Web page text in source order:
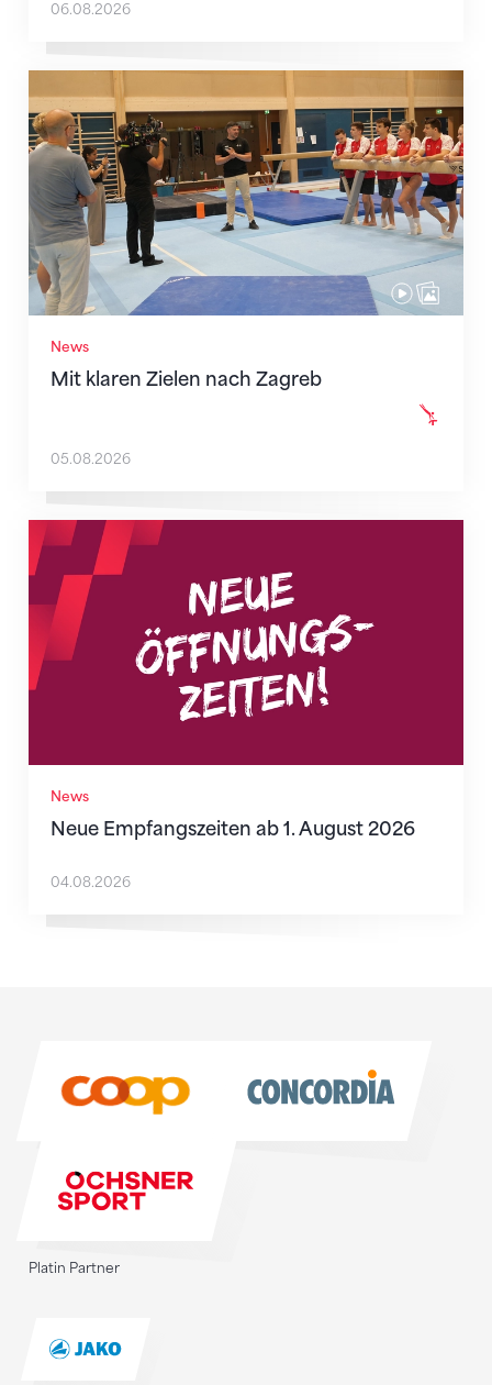
06.08.2026
News
Mit klaren Zielen nach Zagreb
Mit klaren Zielen nach Zagreb
05.08.2026
News
Neue Empfangszeiten ab 1. August 2026
Neue Empfangszeiten ab 1. August 2026
04.08.2026
Platin Partner